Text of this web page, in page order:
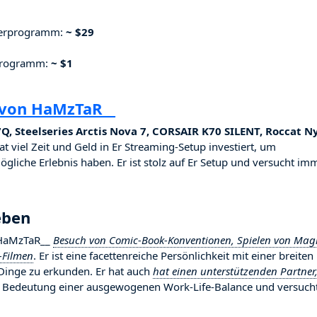
~ $29
~ $1
HaMzTaR__
Steelseries Arctis Nova 7, CORSAIR K70 SILENT, Roccat
viel Zeit und Geld in Er Streaming-Setup investiert, um
Erlebnis haben. Er ist stolz auf Er Setup und versucht
Besuch von Comic-Book-Konventionen, Spielen von
. Er ist eine facettenreiche Persönlichkeit mit einer breiten
zu erkunden. Er hat auch hat einen unterstützenden Partner,
einer ausgewogenen Work-Life-Balance und